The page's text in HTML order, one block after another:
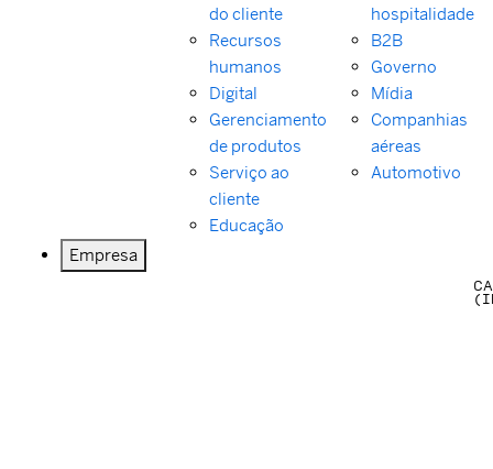
do cliente
Recursos
humanos
Digital
Gerenciamento
de produtos
Serviço ao
cliente
Educação
hospitalidade
B2B
Governo
Mídia
Companhias
aéreas
Automotivo
Empresa